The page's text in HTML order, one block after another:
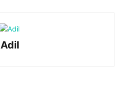
Adil